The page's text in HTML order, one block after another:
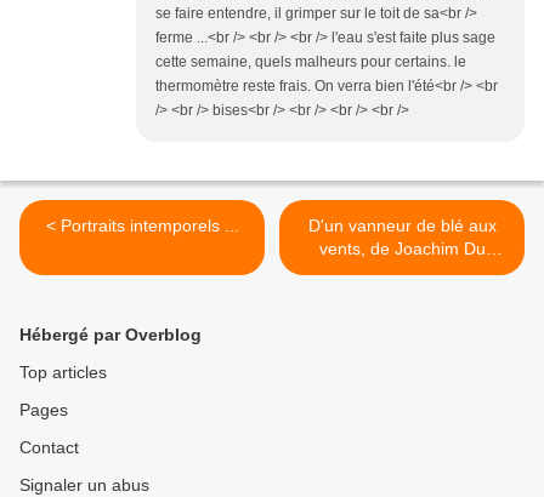
se faire entendre, il grimper sur le toit de sa<br />
ferme ...<br /> <br /> <br /> l'eau s'est faite plus sage
cette semaine, quels malheurs pour certains. le
thermomètre reste frais. On verra bien l'été<br /> <br
/> <br /> bises<br /> <br /> <br /> <br />
< Portraits intemporels ...
D'un vanneur de blé aux
vents, de Joachim Du
Bellay >
Hébergé par Overblog
Top articles
Pages
Contact
Signaler un abus